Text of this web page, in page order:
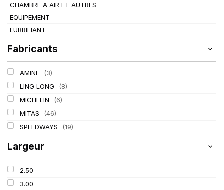
CHAMBRE A AIR ET AUTRES
EQUIPEMENT
LUBRIFIANT
Fabricants
AMINE
(3)
LING LONG
(8)
MICHELIN
(6)
MITAS
(46)
SPEEDWAYS
(19)
Largeur
2.50
3.00